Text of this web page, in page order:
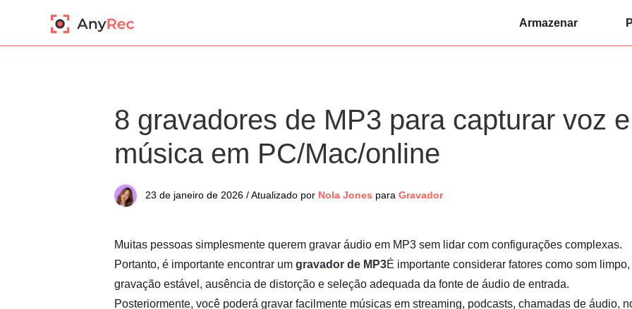
Armazenar
8 gravadores de MP3 para capturar voz e
música em PC/Mac/online
23 de janeiro de 2026 / Atualizado por Nola Jones para Gravador
Muitas pessoas simplesmente querem gravar áudio em MP3 sem lidar com configurações complexas.
Portanto, é importante encontrar um gravador de MP3É importante considerar fatores como som limpo,
gravação estável, ausência de distorção e seleção adequada da fonte de áudio de entrada.
Posteriormente, você poderá gravar facilmente músicas em streaming, podcasts, chamadas de áudio,